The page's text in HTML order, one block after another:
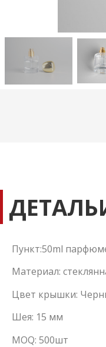
Пункт:50ml
Материал:
Цвет крышки:
Шея: 15 мм
MOQ: 500шт